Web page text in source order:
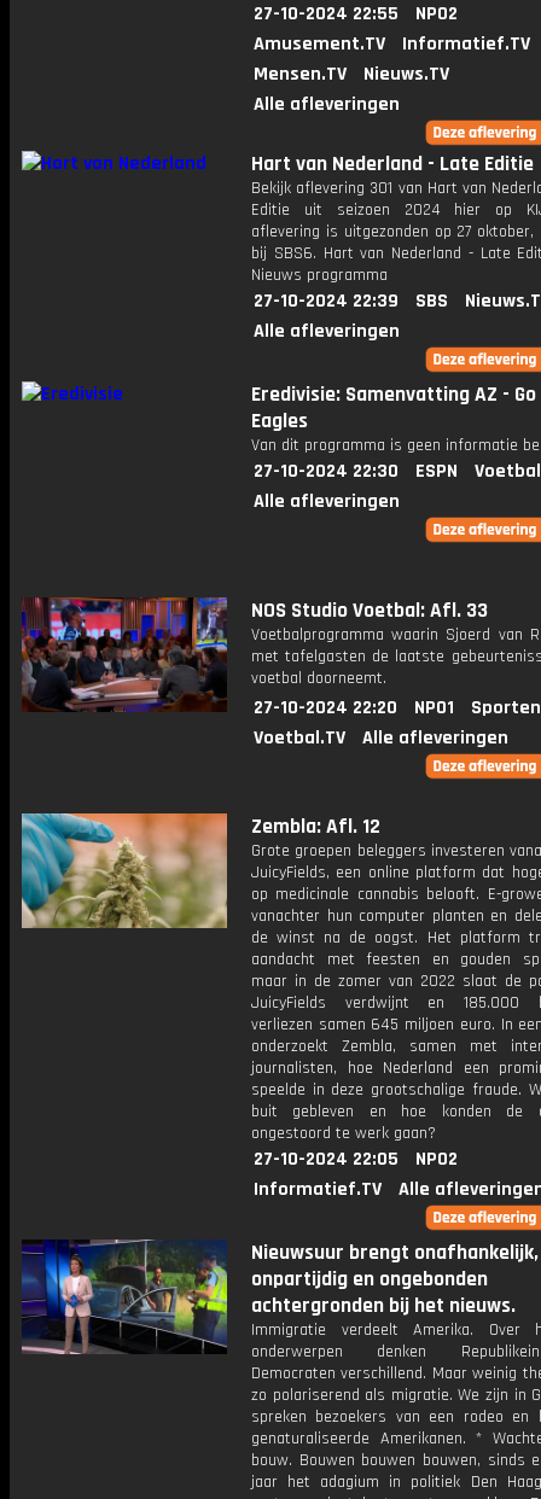
27-10-2024 22:55
NPO2
Amusement.TV
Informatief.TV
Mensen.TV
Nieuws.TV
Alle afleveringen
Hart van Nederland - Late Editie
Bekijk aflevering 301 van Hart van
Editie uit seizoen 2024 hier op
aflevering is uitgezonden op 27 oktober,
bij SBS6. Hart van Nederland - Late
Nieuws programma
27-10-2024 22:39 SBS
Alle afleveringen
Eredivisie: Samenvatting AZ -
Eagles
Van dit programma is geen informatie
27-10-2024 22:30 ESPN
Alle afleveringen
NOS Studio Voetbal: Afl. 33
Voetbalprogramma waarin Sjoerd van
met tafelgasten de laatste
voetbal doorneemt.
27-10-2024 22:20 NPO1
Voetbal.TV
Alle afleveringen
Zembla: Afl. 12
Grote groepen beleggers investeren
JuicyFields, een online platform dat
op medicinale cannabis belooft. E-
vanachter hun computer planten en
de winst na de oogst. Het platform
aandacht met feesten en gouden
maar in de zomer van 2022 slaat de
JuicyFields verdwijnt en 185.000
verliezen samen 645 miljoen euro. In
onderzoekt Zembla, samen met
journalisten, hoe Nederland een
speelde in deze grootschalige fraude.
buit gebleven en hoe konden de
ongestoord te werk gaan?
27-10-2024 22:05
NPO2
Informatief.TV
Alle
Nieuwsuur brengt onafhankelijk,
onpartijdig en ongebonden
achtergronden bij het nieuws.
Immigratie verdeelt Amerika. Over
onderwerpen denken
Democraten verschillend. Maar weinig
zo polariserend als migratie. We zijn in
spreken bezoekers van een rodeo en
genaturaliseerde Amerikanen. *
bouw. Bouwen bouwen bouwen, sinds
jaar het adagium in politiek Den